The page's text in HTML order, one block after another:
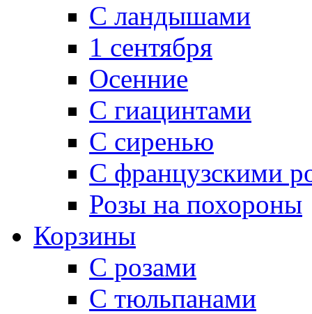
C ландышами
1 сентября
Осенние
С гиацинтами
С сиренью
С французскими
Розы на похороны
Корзины
С розами
С тюльпанами